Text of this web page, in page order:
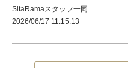
SitaRamaスタッフ一同
2026/06/17 11:15:13